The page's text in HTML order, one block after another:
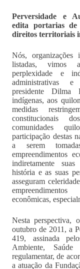
Perversidade e
edita portarias de
direitos territoriais
Nós, organizações
listadas, vimos
perplexidade e
administrativas
presidente Dilma
indígenas, aos
medidas
constitucionais
comunidades
participação destas
a serem
empreendimentos
indiretamente
história e as suas
asseguram
econômicas,
Nesta perspectiva,
outubro de 2011, a
419, assinada
Ambiente,
regulamentar, de
a atuação da